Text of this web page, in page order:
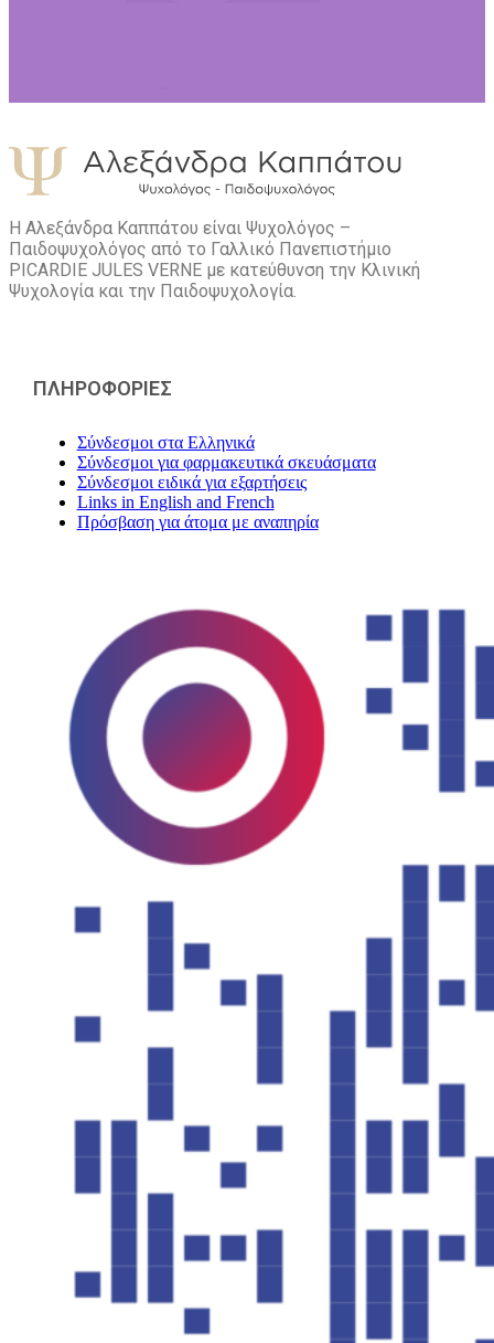
Η Αλεξάνδρα Καππάτου είναι Ψυχολόγος –
Παιδοψυχολόγος από το Γαλλικό Πανεπιστήμιο
PICARDIE JULES VERNE με κατεύθυνση την Kλινική
Ψυχολογία και την Παιδοψυχολογία.
ΠΛΗΡΟΦΟΡΙΕΣ
Σύνδεσμοι στα Ελληνικά
Σύνδεσμοι για φαρμακευτικά σκευάσματα
Σύνδεσμοι ειδικά για εξαρτήσεις
Links in English and French
Πρόσβαση για άτομα με αναπηρία